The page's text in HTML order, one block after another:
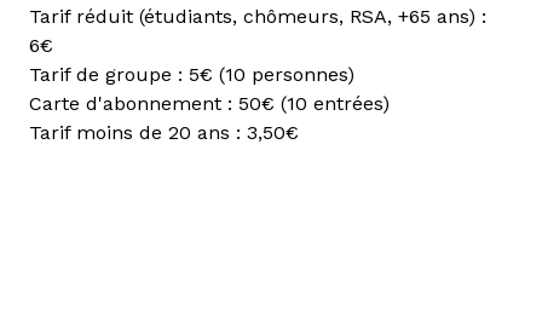
Tarif réduit (étudiants, chômeurs, RSA, +65 ans) :
6€
Tarif de groupe : 5€ (10 personnes)
Carte d'abonnement : 50€ (10 entrées)
Tarif moins de 20 ans : 3,50€